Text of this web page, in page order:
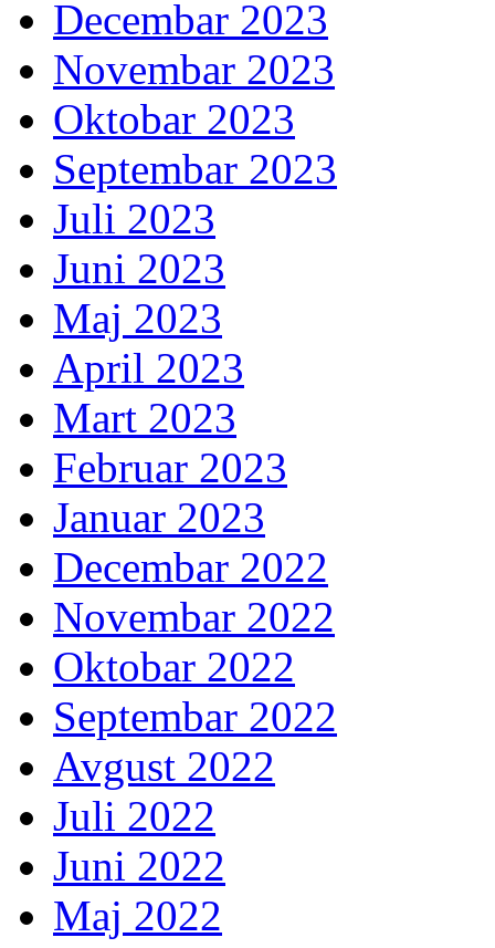
Decembar 2023
Novembar 2023
Oktobar 2023
Septembar 2023
Juli 2023
Juni 2023
Maj 2023
April 2023
Mart 2023
Februar 2023
Januar 2023
Decembar 2022
Novembar 2022
Oktobar 2022
Septembar 2022
Avgust 2022
Juli 2022
Juni 2022
Maj 2022